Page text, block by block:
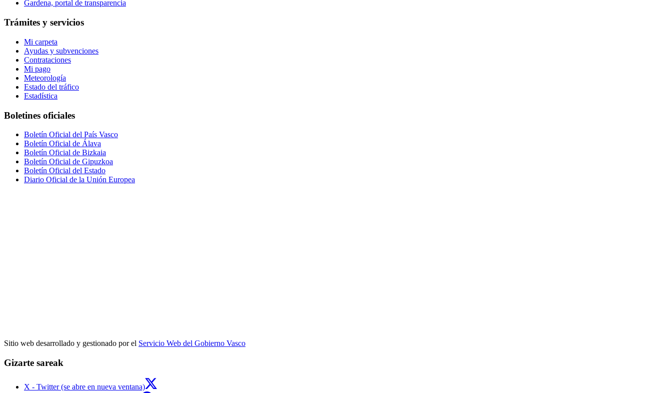
Gardena, portal de transparencia
Trámites y servicios
Mi carpeta
Ayudas y subvenciones
Contrataciones
Mi pago
Meteorología
Estado del tráfico
Estadística
Boletines oficiales
Boletín Oficial del País Vasco
Boletín Oficial de Álava
Boletín Oficial de Bizkaia
Boletín Oficial de Gipuzkoa
Boletín Oficial del Estado
Diario Oficial de la Unión Europea
Sitio web desarrollado y gestionado por el Servicio Web del Gobierno Vasco
Gizarte sareak
X - Twitter (se abre en nueva ventana)